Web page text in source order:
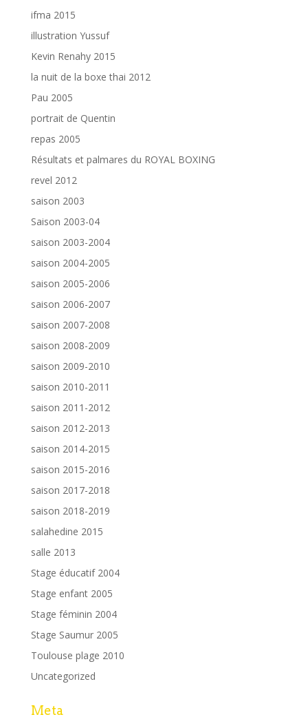
ifma 2015
illustration Yussuf
Kevin Renahy 2015
la nuit de la boxe thai 2012
Pau 2005
portrait de Quentin
repas 2005
Résultats et palmares du ROYAL BOXING
revel 2012
saison 2003
Saison 2003-04
saison 2003-2004
saison 2004-2005
saison 2005-2006
saison 2006-2007
saison 2007-2008
saison 2008-2009
saison 2009-2010
saison 2010-2011
saison 2011-2012
saison 2012-2013
saison 2014-2015
saison 2015-2016
saison 2017-2018
saison 2018-2019
salahedine 2015
salle 2013
Stage éducatif 2004
Stage enfant 2005
Stage féminin 2004
Stage Saumur 2005
Toulouse plage 2010
Uncategorized
Meta